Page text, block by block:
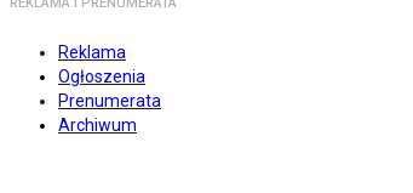
Reklama
Ogłoszenia
Prenumerata
Archiwum